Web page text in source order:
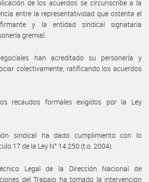
de los acuerdos se circunscribe a la
entre la representatividad que ostenta el
y la entidad sindical signataria
gremial.
han acreditado su personería y
colectivamente, ratificando los acuerdos
recaudos formales exigidos por la Ley
sindical ha dado cumplimiento con lo
17 de la Ley N° 14.250 (t.o. 2004).
Legal de la Dirección Nacional de
del Trabajo ha tomado la intervención